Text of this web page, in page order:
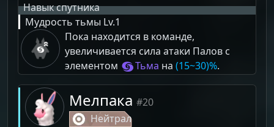
Навык спутника
Мудрость тьмы Lv.1
Пока находится в команде,
увеличивается сила атаки Палов с
элементом
Тьма на (15~30)%.
Мелпака #20
Нейтрал